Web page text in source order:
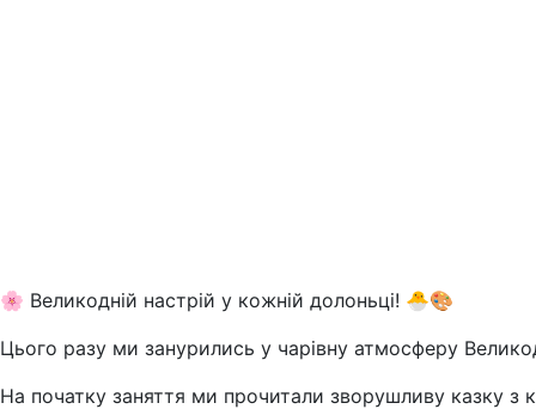
🌸 Великодній настрій у кожній долоньці! 🐣🎨
Цього разу ми занурились у чарівну атмосферу
На початку заняття ми прочитали зворушливу казку